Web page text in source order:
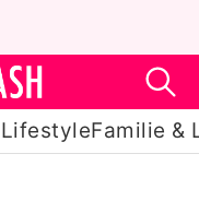
LifestyleFamilie &